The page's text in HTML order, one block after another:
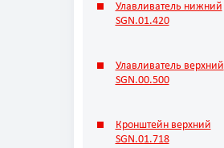
Улавливатель нижний
SGN.01.420
Улавливатель верхний
SGN.00.500
Кронштейн верхний
SGN.01.718